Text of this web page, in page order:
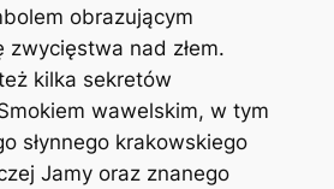
obrazującym
zwycięstwa nad złem.
kilka sekretów
wawelskim, w tym
słynnego krakowskiego
Jamy oraz znanego